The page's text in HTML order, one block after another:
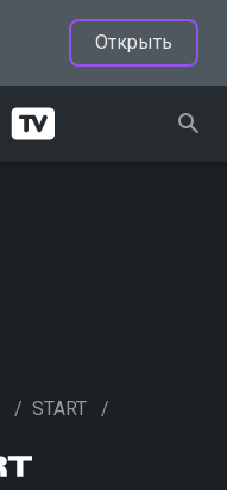
Открыть
/ START /